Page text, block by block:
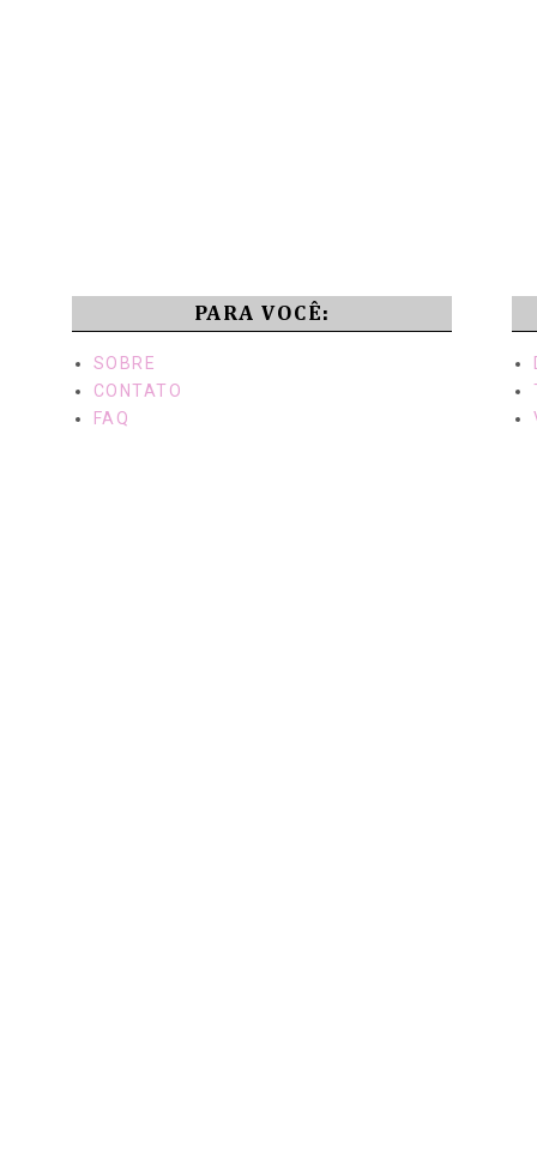
PARA VOCÊ:
SOBRE
CONTATO
FAQ